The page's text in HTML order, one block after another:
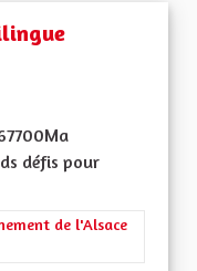
défis pour
Culture, l'Education et
de l'Alsace